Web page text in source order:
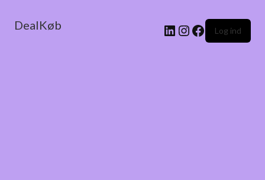
DealKøb Log ind